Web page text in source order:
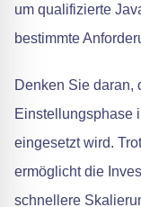
um qualifizierte
bestimmte
Denken Sie daran,
Einstellungsphase
eingesetzt wird.
ermöglicht die
schnellere